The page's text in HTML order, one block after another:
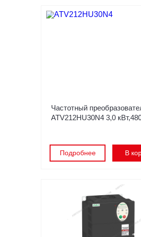
Частотный
ATV212HU30N4 3,0
Подробнее В